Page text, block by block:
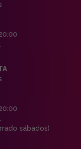
sábados)